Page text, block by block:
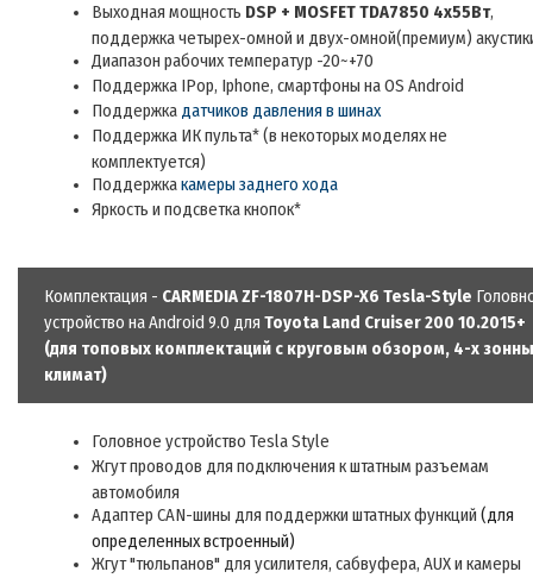
Выходная мощность DSP + MOSFET TDA7850 4х55Вт,
поддержка четырех-омной и двух-омной(премиум)
Диапазон рабочих температур -20~+70
Поддержка IPop, Iphone, смартфоны наOS Android
Поддержка датчиков давления в шинах
Поддержка ИК пульта*(в некоторых моделях не
комплектуется)
Поддержкакамеры заднего хода
Яркость и подсветка кнопок*
Комплектация - CARMEDIA ZF-1807H-DSP-X6 Tesla-Style
устройство на Android 9.0 для Toyota Land Cruiser 200 10.2015+
(для топовых комплектаций с круговым обзором, 4-х
климат)
Головное устройство Tesla Style
Жгут проводов для подключения к штатным разъемам
автомобиля
Адаптер CAN-шины для поддержки штатных функций (для
определенных встроенный)
Жгут "тюльпанов" для усилителя, сабвуфера, AUX и камеры